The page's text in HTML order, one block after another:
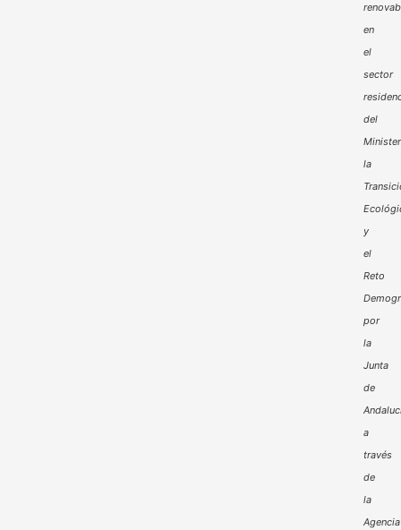
en
el
sector
del
la
y
el
Reto
por
la
Junta
de
a
través
de
la
Agencia